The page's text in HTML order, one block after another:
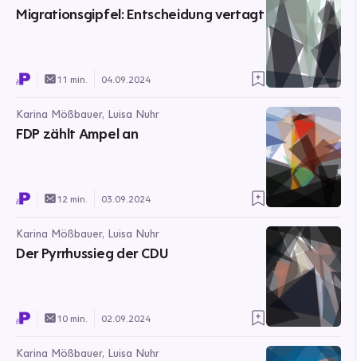
Migrationsgipfel: Entscheidung vertagt
11 min. 04.09.2024
Karina Mößbauer, Luisa Nuhr
FDP zählt Ampel an
12 min. 03.09.2024
Karina Mößbauer, Luisa Nuhr
Der Pyrrhussieg der CDU
10 min. 02.09.2024
Karina Mößbauer, Luisa Nuhr